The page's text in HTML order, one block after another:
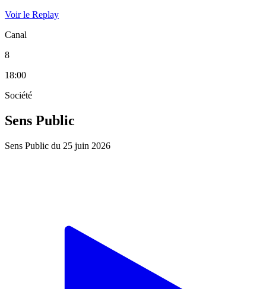
Voir le Replay
Canal
8
18:00
Société
Sens Public
Sens Public du 25 juin 2026